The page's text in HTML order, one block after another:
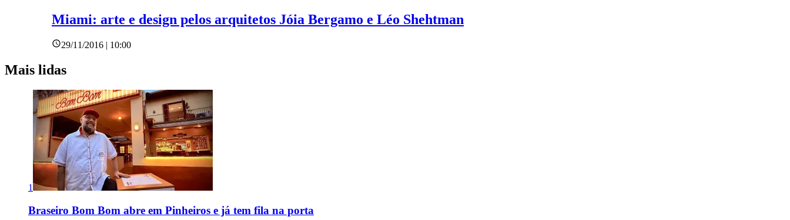
Miami: arte e design pelos arquitetos Jóia Bergamo e Léo Shehtman
29/11/2016 | 10:00
Mais lidas
1
Braseiro Bom Bom abre em Pinheiros e já tem fila na porta